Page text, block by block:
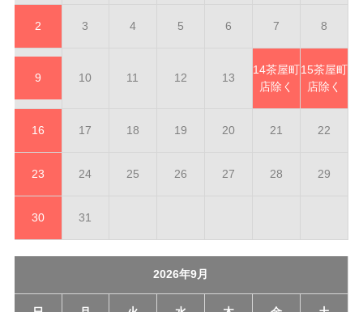
2 3 4 5 6 7 8
9 10 11 12 13
14茶屋町
店除く
15茶屋町
店除く
16 17 18 19 20 21 22
23 24 25 26 27 28 29
30 31
2026年9月